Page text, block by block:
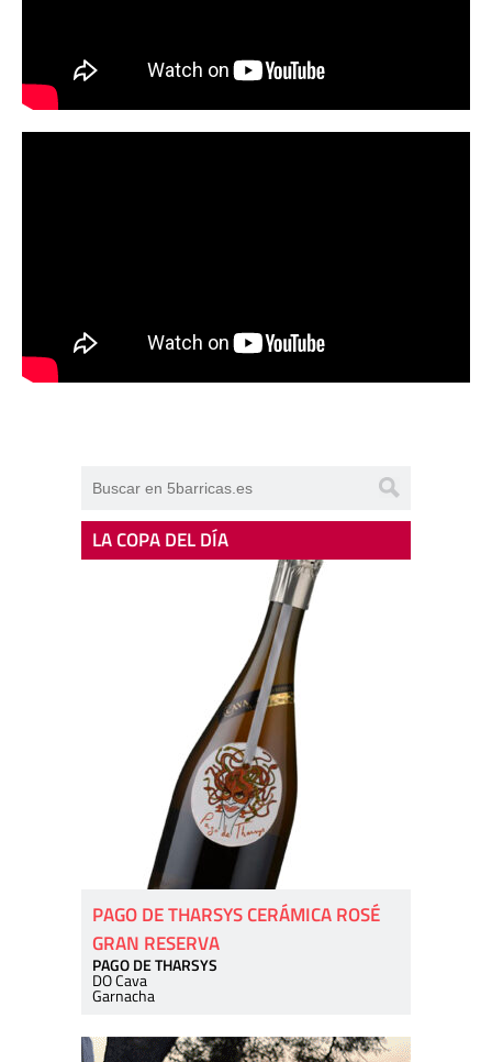
LA COPA DEL DÍA
PAGO DE THARSYS CERÁMICA ROSÉ
GRAN RESERVA
PAGO DE THARSYS
DO Cava
Garnacha